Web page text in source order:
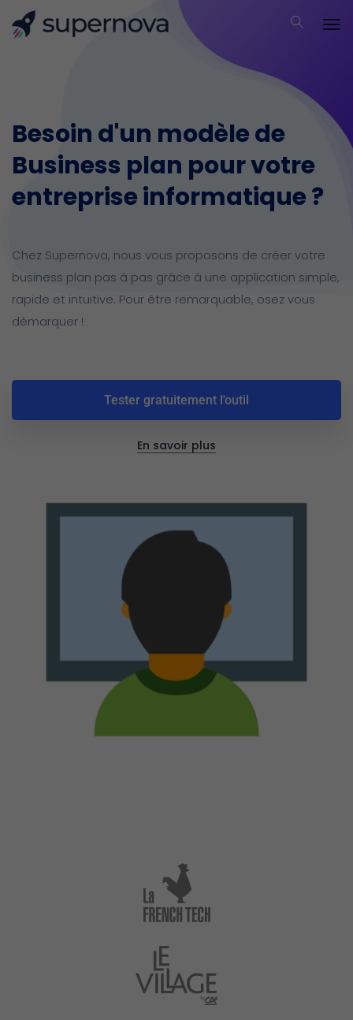
Besoin d'un modèle de
Business plan pour votre
entreprise informatique ?
Chez Supernova, nous vous proposons de créer votre
business plan pas à pas grâce à une application simple,
rapide et intuitive. Pour être remarquable, osez vous
démarquer !
Tester gratuitement l'outil
En savoir plus